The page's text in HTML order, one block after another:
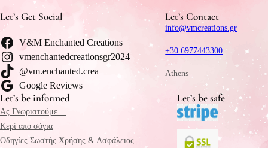
Let’s Get Social
V&M Enchanted Creations
vmenchantedcreationsgr2024
@vm.enchanted.crea
Google Reviews
Let’s Contact
info@vmcreations.gr
+30 6977443300
Athens
Let’s be informed
Ας Γνωριστούμε…
Κερί από σόγια
Οδηγίες Σωστής Χρήσης & Ασφάλειας
Let’s be safe